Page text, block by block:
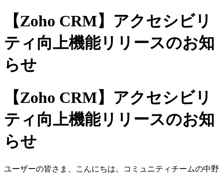
【Zoho CRM】アクセシビリ
ティ向上機能リリースのお知
らせ
【Zoho CRM】アクセシビリ
ティ向上機能リリースのお知
らせ
ユーザーの皆さま、こんにちは。コミュニティチームの中野